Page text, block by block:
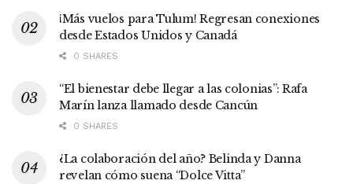
¡Más vuelos para Tulum! Regresan conexiones
desde Estados Unidos y Canadá
0 SHARES
“El bienestar debe llegar a las colonias”: Rafa
Marín lanza llamado desde Cancún
0 SHARES
¿La colaboración del año? Belinda y Danna
revelan cómo suena “Dolce Vitta”